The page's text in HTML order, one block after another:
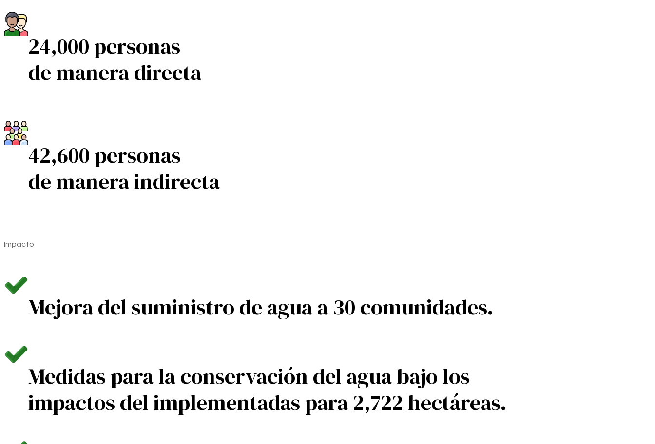
24,000 personas
de manera directa
42,600 personas
de manera indirecta
Impacto
Mejora del suministro de agua a 30 comunidades.
Medidas para la conservación del agua bajo los
impactos del implementadas para 2,722 hectáreas.